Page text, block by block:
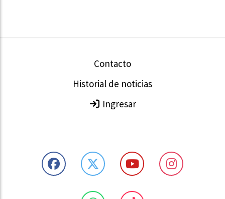
Contacto
Historial de noticias
Ingresar